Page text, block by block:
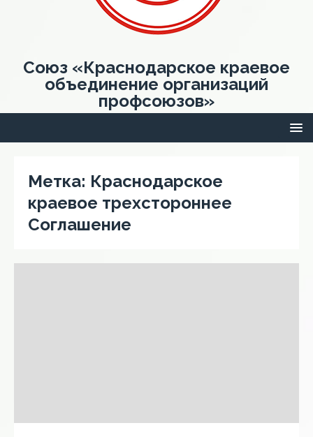
Союз «Краснодарское краевое
объединение организаций
профсоюзов»
Метка: Краснодарское
краевое трехстороннее
Соглашение